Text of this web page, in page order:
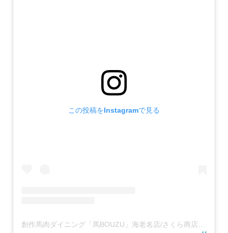
この投稿をInstagramで見る
創作馬肉ダイニング「馬BOUZU」海老名店/さくら商店 海老名店(@umabouzu_ebina829)がシェアした投稿